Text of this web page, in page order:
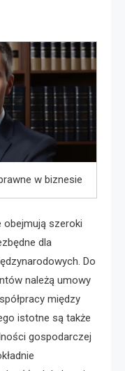
w biznesie
obejmują szeroki
dla
Do
należą umowy
między
istotne są także
gospodarczej